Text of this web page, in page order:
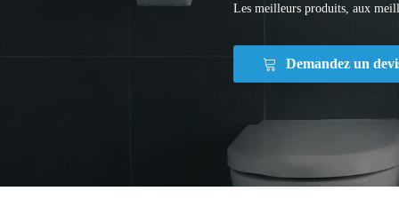
Les meilleurs produits, aux
Demandez un